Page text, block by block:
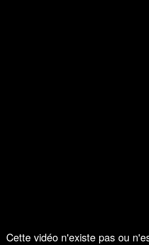
Cette vidéo n'existe pas ou